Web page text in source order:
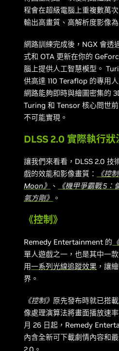
程會在超級電腦上重複數萬
輸出高畫質、高解析度影像為
網路訓練完成後，NGX 會透
式和 OTA 更新在你的
腦上提供人工智慧模型。
供高達 110 Teraflop 的專用
網路能夠即時與繪圖密集的
Turing 和 Tensor 核心問世
不可能實現。
DLSS 2.0 實際執行狀
讓我們來看看，DLSS 2.0 技
戲的效能和影像畫質：
《控制
Moon》 、 《機甲爭霸戰 5：
氣方剛》 。
《控制》
Remedy Entertainment 的
單人遊戲之一，也是其中一
用一系列光線追蹤效果 ，讓
界。
《控制》 原先發布時就已搭載
像處理演算法將畫面播放速
月 26 日起，Remedy
內含全新可下載劇情內容和